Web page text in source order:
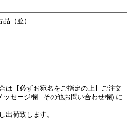
品（並）
は【必ずお宛名をご指定の上】ご注文
セージ欄 : その他お問い合わせ欄) に
出荷致します。